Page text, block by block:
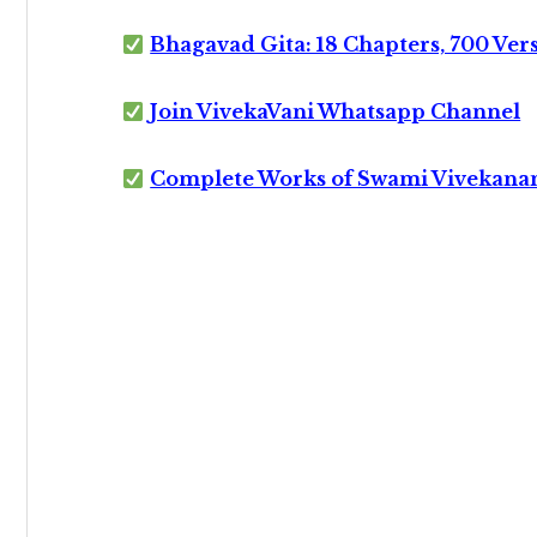
Bhagavad Gita: 18 Chapters, 700
Join VivekaVani Whatsapp Channel
Complete Works of Swami